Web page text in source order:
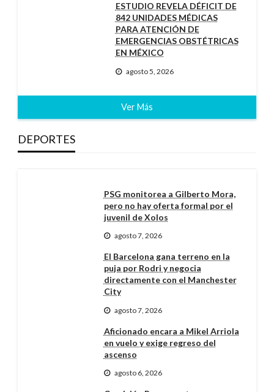
ESTUDIO REVELA DÉFICIT DE
842 UNIDADES MÉDICAS
PARA ATENCIÓN DE
EMERGENCIAS OBSTÉTRICAS
EN MÉXICO
agosto 5, 2026
Ver Más
DEPORTES
PSG monitorea a Gilberto Mora,
pero no hay oferta formal por el
juvenil de Xolos
agosto 7, 2026
El Barcelona gana terreno en la
puja por Rodri y negocia
directamente con el Manchester
City
agosto 7, 2026
Aficionado encara a Mikel Arriola
en vuelo y exige regreso del
ascenso
agosto 6, 2026